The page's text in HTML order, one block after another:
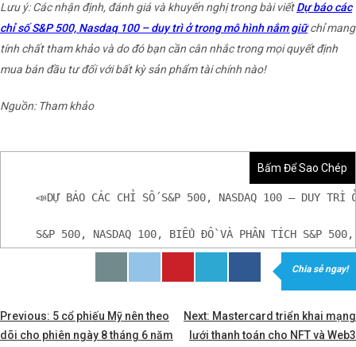
Lưu ý: Các nhận định, đánh giá và khuyến nghị trong bài viếtDự báo các
chỉ số S&P 500, Nasdaq 100 – duy trì ở trong mô hình nắm giữchỉ mang
tính chất tham khảo và do đó bạn cần cân nhắc trong mọi quyết định
mua bán đầu tư đối với bất kỳ sản phẩm tài chính nào!
Nguồn: Tham khảo
Bấm Để Sao Chép
📣DỰ BÁO CÁC CHỈ SỐ S&P 500, NASDAQ 100 – DUY TRÌ
S&P 500, NASDAQ 100, BIỂU ĐỒ VÀ PHÂN TÍCH
𝘟𝘦𝘮 𝘤𝘩𝘪 𝘵𝘪ế𝘵: https://chungkhoanforex.com/du-
✅𝘔ở 𝘵à𝘪 𝘬𝘩𝘰ả𝘯 𝘵𝘳ê𝘯 𝘴à𝘯 𝘌𝘹𝘯𝘦𝘴𝘴 𝘜𝘺 𝘛í𝘯 𝘷à 𝘱𝘩ù
Chia sẻ ngay!
Tags:
Điều
hướng
Previous: 5 cổ phiếu Mỹ nên theo
dõi cho phiên ngày 8 tháng 6 năm
Next: Mastercard triển khai mạng
lưới thanh toán cho NFT và Web3